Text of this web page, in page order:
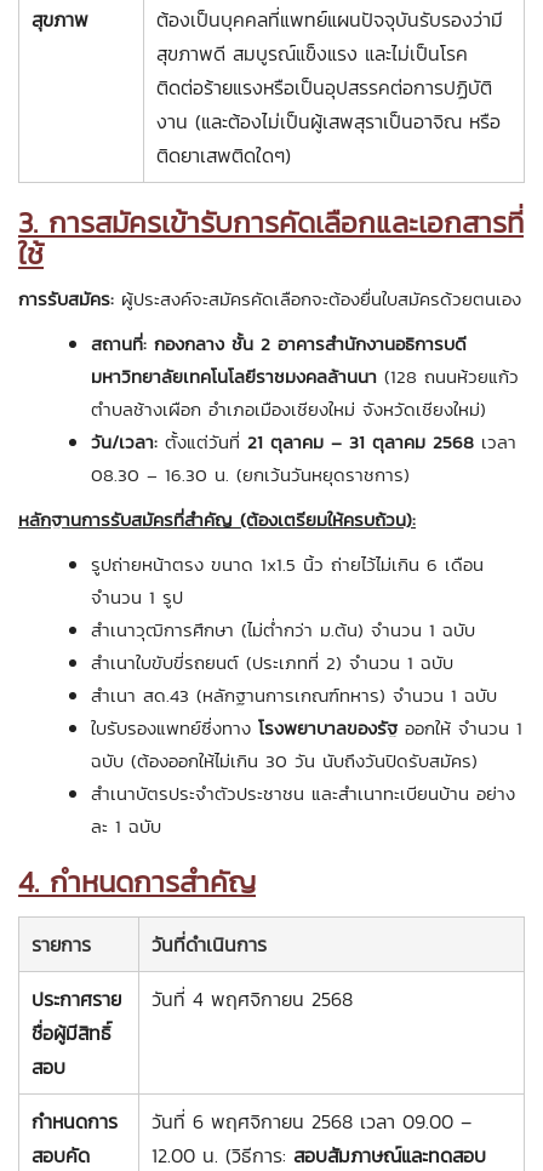
สุขภาพ
ต้องเป็นบุคคลที่แพทย์แผนปัจจุบันรับรองว่ามี
สุขภาพดี สมบูรณ์แข็งแรง และไม่เป็นโรค
ติดต่อร้ายแรงหรือเป็นอุปสรรคต่อการปฏิบัติ
งาน (และต้องไม่เป็นผู้เสพสุราเป็นอาจิณ หรือ
ติดยาเสพติดใดๆ)
3. การสมัครเข้ารับการคัดเลือกและเอกสารที่
ใช้
การรับสมัคร: ผู้ประสงค์จะสมัครคัดเลือกจะต้องยื่นใบสมัครด้วยตนเอง
สถานที่: กองกลาง ชั้น 2 อาคารสำนักงานอธิการบดี
มหาวิทยาลัยเทคโนโลยีราชมงคลล้านนา (128 ถนนห้วยแก้ว
ตำบลช้างเผือก อำเภอเมืองเชียงใหม่ จังหวัดเชียงใหม่)
วัน/เวลา: ตั้งแต่วันที่ 21 ตุลาคม – 31 ตุลาคม 2568 เวลา
08.30 – 16.30 น. (ยกเว้นวันหยุดราชการ)
หลักฐานการรับสมัครที่สำคัญ (ต้องเตรียมให้ครบถ้วน):
รูปถ่ายหน้าตรง ขนาด 1x1.5 นิ้ว ถ่ายไว้ไม่เกิน 6 เดือน
จำนวน 1 รูป
สำเนาวุฒิการศึกษา (ไม่ต่ำกว่า ม.ต้น) จำนวน 1 ฉบับ
สำเนาใบขับขี่รถยนต์ (ประเภทที่ 2) จำนวน 1 ฉบับ
สำเนา สด.43 (หลักฐานการเกณฑ์ทหาร) จำนวน 1 ฉบับ
ใบรับรองแพทย์ซึ่งทาง โรงพยาบาลของรัฐ ออกให้ จำนวน 1
ฉบับ (ต้องออกให้ไม่เกิน 30 วัน นับถึงวันปิดรับสมัคร)
สำเนาบัตรประจำตัวประชาชน และสำเนาทะเบียนบ้าน อย่าง
ละ 1 ฉบับ
4. กำหนดการสำคัญ
รายการ
วันที่ดำเนินการ
ประกาศราย
ชื่อผู้มีสิทธิ์
สอบ
วันที่ 4 พฤศจิกายน 2568
กำหนดการ
สอบคัด
วันที่ 6 พฤศจิกายน 2568 เวลา 09.00 –
12.00 น. (วิธีการ: สอบสัมภาษณ์และทดสอบ